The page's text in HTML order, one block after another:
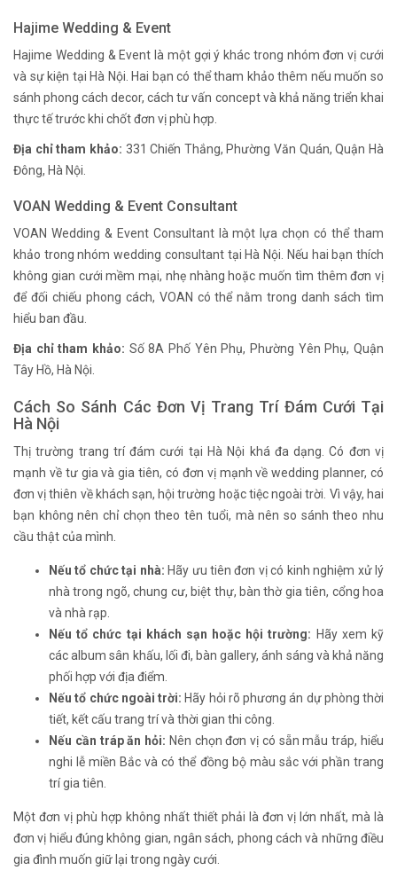
Hajime Wedding & Event
Hajime Wedding & Event là một gợi ý khác trong nhóm đơn vị cưới
và sự kiện tại Hà Nội. Hai bạn có thể tham khảo thêm nếu muốn so
sánh phong cách decor, cách tư vấn concept và khả năng triển khai
thực tế trước khi chốt đơn vị phù hợp.
Địa chỉ tham khảo: 331 Chiến Thắng, Phường Văn Quán, Quận Hà
Đông, Hà Nội.
VOAN Wedding & Event Consultant
VOAN Wedding & Event Consultant là một lựa chọn có thể tham
khảo trong nhóm wedding consultant tại Hà Nội. Nếu hai bạn thích
không gian cưới mềm mại, nhẹ nhàng hoặc muốn tìm thêm đơn vị
để đối chiếu phong cách, VOAN có thể nằm trong danh sách tìm
hiểu ban đầu.
Địa chỉ tham khảo: Số 8A Phố Yên Phụ, Phường Yên Phụ, Quận
Tây Hồ, Hà Nội.
Cách So Sánh Các Đơn Vị Trang Trí Đám Cưới Tại
Hà Nội
Thị trường trang trí đám cưới tại Hà Nội khá đa dạng. Có đơn vị
mạnh về tư gia và gia tiên, có đơn vị mạnh về wedding planner, có
đơn vị thiên về khách sạn, hội trường hoặc tiệc ngoài trời. Vì vậy, hai
bạn không nên chỉ chọn theo tên tuổi, mà nên so sánh theo nhu
cầu thật của mình.
Nếu tổ chức tại nhà: Hãy ưu tiên đơn vị có kinh nghiệm xử lý
nhà trong ngõ, chung cư, biệt thự, bàn thờ gia tiên, cổng hoa
và nhà rạp.
Nếu tổ chức tại khách sạn hoặc hội trường: Hãy xem kỹ
các album sân khấu, lối đi, bàn gallery, ánh sáng và khả năng
phối hợp với địa điểm.
Nếu tổ chức ngoài trời: Hãy hỏi rõ phương án dự phòng thời
tiết, kết cấu trang trí và thời gian thi công.
Nếu cần tráp ăn hỏi: Nên chọn đơn vị có sẵn mẫu tráp, hiểu
nghi lễ miền Bắc và có thể đồng bộ màu sắc với phần trang
trí gia tiên.
Một đơn vị phù hợp không nhất thiết phải là đơn vị lớn nhất, mà là
đơn vị hiểu đúng không gian, ngân sách, phong cách và những điều
gia đình muốn giữ lại trong ngày cưới.